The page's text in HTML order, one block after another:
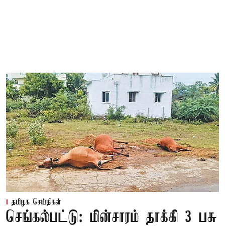
தமிழக செய்திகள்
செங்கல்பட்டு: மின்சாரம் தாக்கி 3 பசு